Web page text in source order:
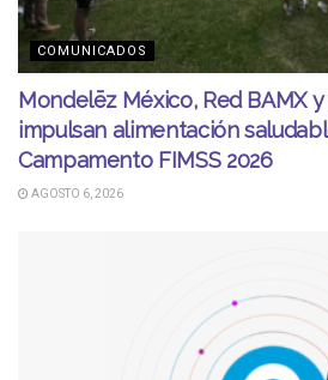
COMUNICADOS
Mondelēz México, Red BAMX
impulsan alimentación
Campamento FIMSS 2026
AGOSTO 6, 2026